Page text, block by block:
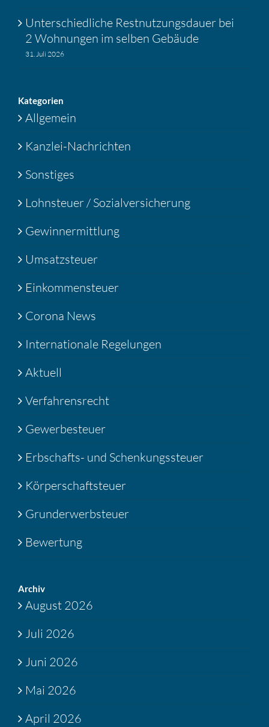
Unter­schied­liche Restnut­zungs­dauer bei
2 Wohnungen im selben Gebäude
31. Juli 2026
Katego­rien
Allgemein
Kanzlei-Nachrichten
Sonstiges
Lohnsteuer / Sozialversicherung
Gewinnermittlung
Umsatzsteuer
Einkommensteuer
Corona News
Internationale Regelungen
Aktuell
Verfahrensrecht
Gewerbesteuer
Erbschafts- und Schenkungssteuer
Körperschaftsteuer
Grunderwerbsteuer
Bewertung
Archiv
August 2026
Juli 2026
Juni 2026
Mai 2026
April 2026